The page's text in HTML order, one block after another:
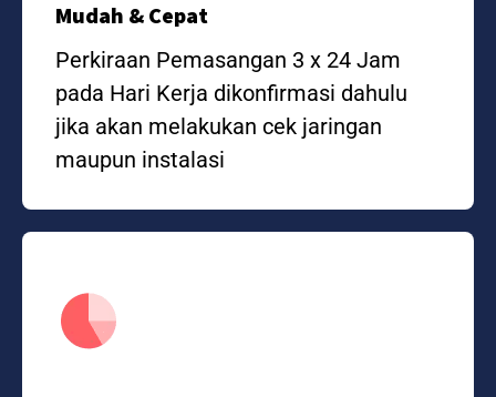
Mudah & Cepat
Perkiraan Pemasangan 3 x 24 Jam
pada Hari Kerja dikonfirmasi dahulu
jika akan melakukan cek jaringan
maupun instalasi